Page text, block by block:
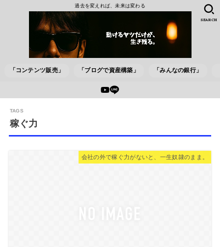
過去を変えれば、未来は変わる
「コンテンツ販売」 「ブログで資産構築」 「みんなの銀行」
SEARCH
稼ぐ力
会社の外で稼ぐ力がないと、一生奴隷のまま。